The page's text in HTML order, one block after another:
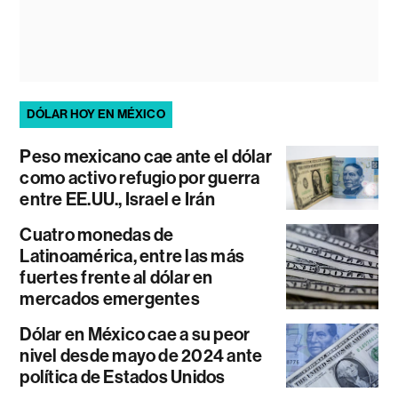
DÓLAR HOY EN MÉXICO
Peso mexicano cae ante el dólar
como activo refugio por guerra
entre EE.UU., Israel e Irán
Cuatro monedas de
Latinoamérica, entre las más
fuertes frente al dólar en
mercados emergentes
Dólar en México cae a su peor
nivel desde mayo de 2024 ante
política de Estados Unidos